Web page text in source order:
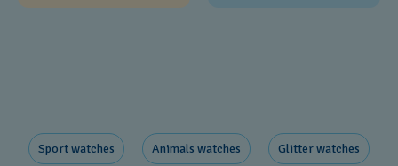
Sport watches Animals watches Glitter​ watches